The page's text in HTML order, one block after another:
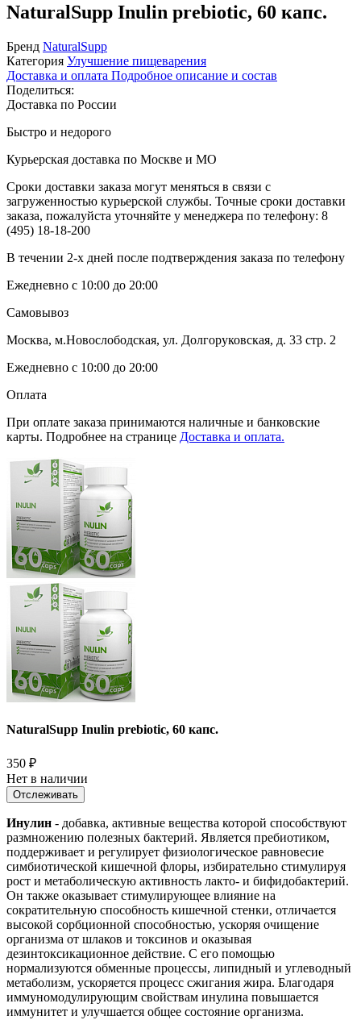
NaturalSupp Inulin prebiotic, 60 капс.
Бренд NaturalSupp
Категория Улучшение пищеварения
Доставка и оплата Подробное описание и состав
Поделиться:
Доставка по России
Быстро и недорого
Курьерская доставка по Москве и МО
Сроки доставки заказа могут меняться в связи с
загруженностью курьерской службы. Точные сроки доставки
заказа, пожалуйста уточняйте у менеджера по телефону: 8
(495) 18-18-200
В течении 2-х дней после подтверждения заказа по телефону
Ежедневно с 10:00 до 20:00
Самовывоз
Москва, м.Новослободская, ул. Долгоруковская, д. 33 стр. 2
Ежедневно с 10:00 до 20:00
Оплата
При оплате заказа принимаются наличные и банковские
карты. Подробнее на странице Доставка и оплата.
NaturalSupp Inulin prebiotic, 60 капс.
350 ₽
Нет в наличии
Отслеживать
Инулин - добавка, активные вещества которой способствуют
размножению полезных бактерий. Является пребиотиком,
поддерживает и регулирует физиологическое равновесие
симбиотической кишечной флоры, избирательно стимулируя
рост и метаболическую активность лакто- и бифидобактерий.
Он также оказывает стимулирующее влияние на
сократительную способность кишечной стенки, отличается
высокой сорбционной способностью, ускоряя очищение
организма от шлаков и токсинов и оказывая
дезинтоксикационное действие. С его помощью
нормализуются обменные процессы, липидный и углеводный
метаболизм, ускоряется процесс сжигания жира. Благодаря
иммуномодулирующим свойствам инулина повышается
иммунитет и улучшается общее состояние организма.